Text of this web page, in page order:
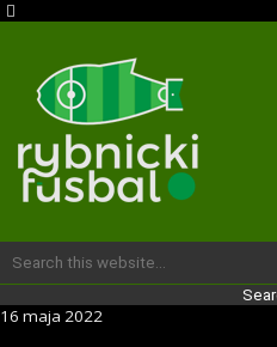
16 maja 2022